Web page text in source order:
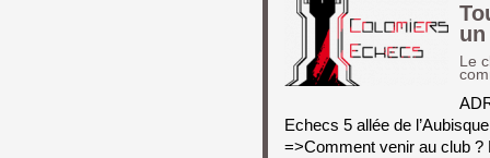
Le
Echecs 5 allée de
=>Comment venir au club